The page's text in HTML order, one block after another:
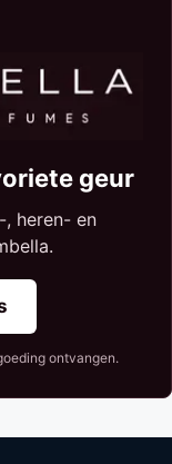
geur
heren- en
ontvangen.